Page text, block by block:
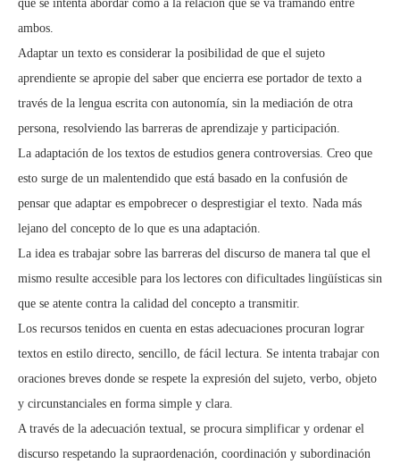
que se intenta abordar como a la relación que se va tramando entre
ambos.
Adaptar un texto es considerar la posibilidad de que el sujeto
aprendiente se apropie del saber que encierra ese portador de texto a
través de la lengua escrita con autonomía, sin la mediación de otra
persona, resolviendo las barreras de aprendizaje y participación.
La adaptación de los textos de estudios genera controversias. Creo que
esto surge de un malentendido que está basado en la confusión de
pensar que adaptar es empobrecer o desprestigiar el texto. Nada más
lejano del concepto de lo que es una adaptación.
La idea es trabajar sobre las barreras del discurso de manera tal que el
mismo resulte accesible para los lectores con dificultades lingüísticas sin
que se atente contra la calidad del concepto a transmitir.
Los recursos tenidos en cuenta en estas adecuaciones procuran lograr
textos en estilo directo, sencillo, de fácil lectura. Se intenta trabajar con
oraciones breves donde se respete la expresión del sujeto, verbo, objeto
y circunstanciales en forma simple y clara.
A través de la adecuación textual, se procura simplificar y ordenar el
discurso respetando la supraordenación, coordinación y subordinación